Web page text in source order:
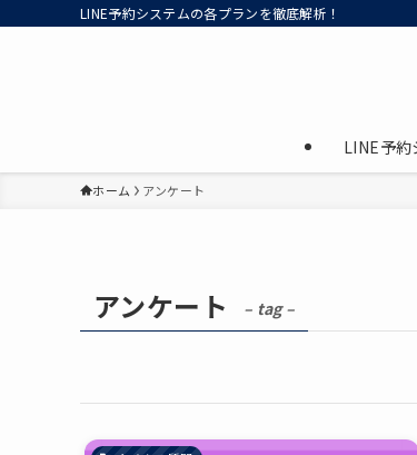
LINE予約システムの各プランを徹底解析！
LINE予
ホーム アンケート
アンケート – tag –